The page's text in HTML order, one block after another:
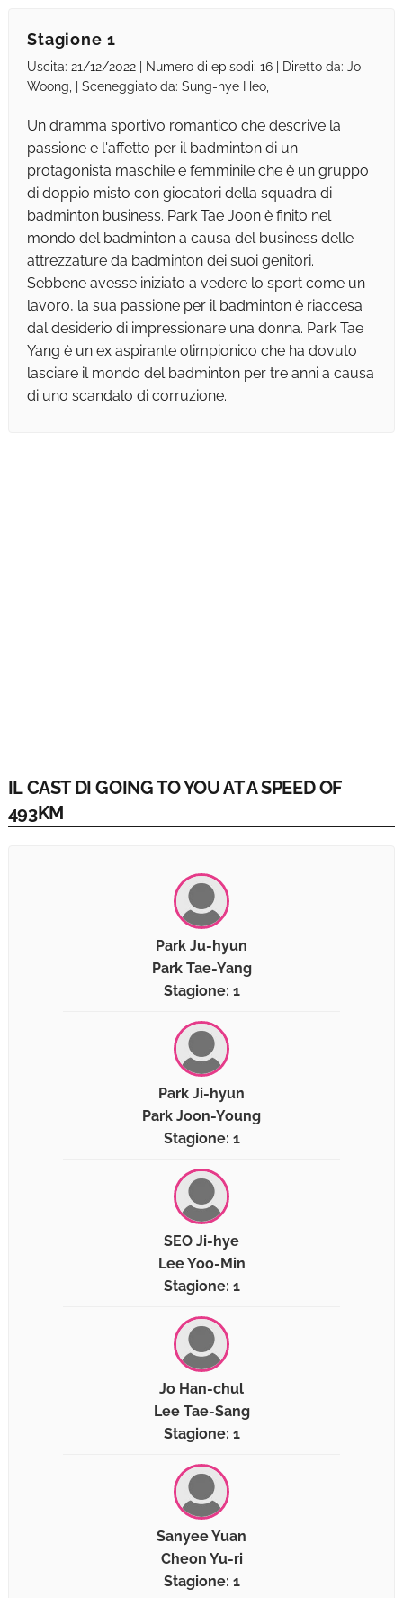
Stagione 1
Uscita: 21/12/2022 | Numero di episodi: 16 | Diretto da: Jo
Woong, | Sceneggiato da: Sung-hye Heo,
Un dramma sportivo romantico che descrive la
passione e l'affetto per il badminton di un
protagonista maschile e femminile che è un gruppo
di doppio misto con giocatori della squadra di
badminton business. Park Tae Joon è finito nel
mondo del badminton a causa del business delle
attrezzature da badminton dei suoi genitori.
Sebbene avesse iniziato a vedere lo sport come un
lavoro, la sua passione per il badminton è riaccesa
dal desiderio di impressionare una donna. Park Tae
Yang è un ex aspirante olimpionico che ha dovuto
lasciare il mondo del badminton per tre anni a causa
di uno scandalo di corruzione.
IL CAST DI GOING TO YOU AT A SPEED OF
493KM
Park Ju-hyun
Park Tae-Yang
Stagione: 1
Park Ji-hyun
Park Joon-Young
Stagione: 1
SEO Ji-hye
Lee Yoo-Min
Stagione: 1
Jo Han-chul
Lee Tae-Sang
Stagione: 1
Sanyee Yuan
Cheon Yu-ri
Stagione: 1